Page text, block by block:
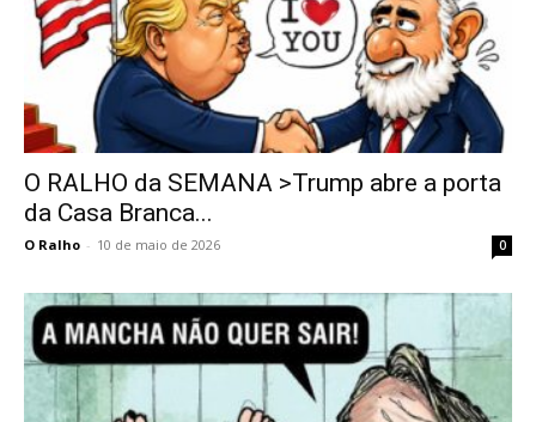
O RALHO da SEMANA >Trump abre a porta
da Casa Branca...
O Ralho - 10 de maio de 2026 0